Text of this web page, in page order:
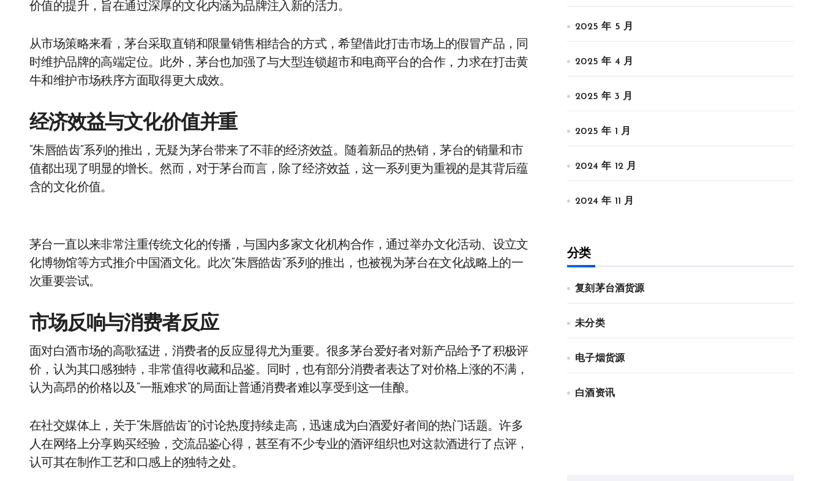
价值的提升，旨在通过深厚的文化内涵为品牌注入新的活力。
从市场策略来看，茅台采取直销和限量销售相结合的方式，希望借此打击市场上的假冒产品，同
时维护品牌的高端定位。此外，茅台也加强了与大型连锁超市和电商平台的合作，力求在打击黄
牛和维护市场秩序方面取得更大成效。
经济效益与文化价值并重
“朱唇皓齿”系列的推出，无疑为茅台带来了不菲的经济效益。随着新品的热销，茅台的销量和市
值都出现了明显的增长。然而，对于茅台而言，除了经济效益，这一系列更为重视的是其背后蕴
含的文化价值。
茅台一直以来非常注重传统文化的传播，与国内多家文化机构合作，通过举办文化活动、设立文
化博物馆等方式推介中国酒文化。此次“朱唇皓齿”系列的推出，也被视为茅台在文化战略上的一
次重要尝试。
市场反响与消费者反应
面对白酒市场的高歌猛进，消费者的反应显得尤为重要。很多茅台爱好者对新产品给予了积极评
价，认为其口感独特，非常值得收藏和品鉴。同时，也有部分消费者表达了对价格上涨的不满，
认为高昂的价格以及“一瓶难求”的局面让普通消费者难以享受到这一佳酿。
在社交媒体上，关于“朱唇皓齿”的讨论热度持续走高，迅速成为白酒爱好者间的热门话题。许多
人在网络上分享购买经验，交流品鉴心得，甚至有不少专业的酒评组织也对这款酒进行了点评，
认可其在制作工艺和口感上的独特之处。
2025 年 5 月
2025 年 4 月
2025 年 3 月
2025 年 1 月
2024 年 12 月
2024 年 11 月
分类
复刻茅台酒货源
未分类
电子烟货源
白酒资讯